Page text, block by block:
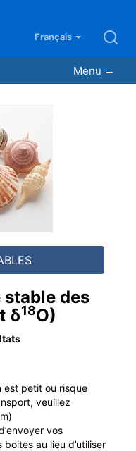
Français
Menu
des
δ18O)
est petit ou risque
veuillez
vos
au lieu d’utiliser